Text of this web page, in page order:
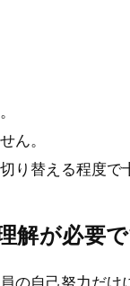
ん。
り替える程度で
解が必要
の自己努力だ